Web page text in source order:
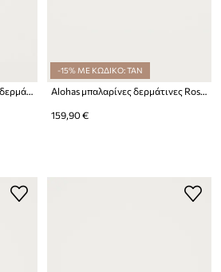
Alohas μοκασίνια γυναικεία δερμάτινα Rivet
-15% ΜΕ ΚΩΔΙΚΟ: TAN
Alohas μπαλαρίνες δερμάτινες Rosalind
159,90 €